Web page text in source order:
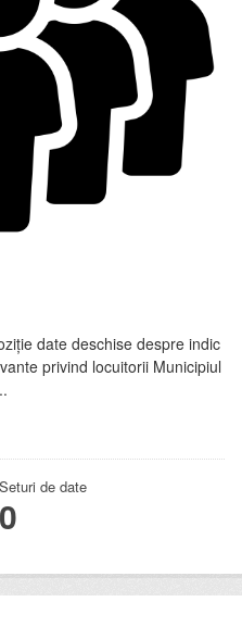
date deschise despre indic
privind locuitorii Municipiul
Seturi de date
0